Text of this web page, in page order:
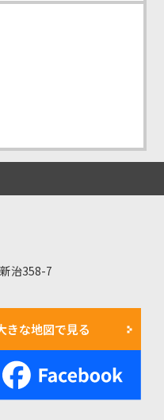
治358-7
きな地図で見る